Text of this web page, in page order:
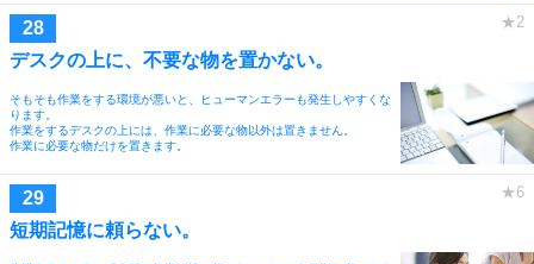
デスクの上に、不要な物を置かない。
そもそも作業をする環境が悪いと、ヒューマンエラーも発生しやすくな
ります。
作業をするデスクの上には、作業に必要な物以外は置きません。
作業に必要な物だけを置きます。
短期記憶に頼らない。